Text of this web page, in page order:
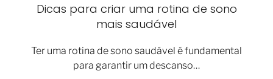
Dicas para criar uma rotina de sono
mais saudável
Ter uma rotina de sono saudável é fundamental
para garantir um descanso…